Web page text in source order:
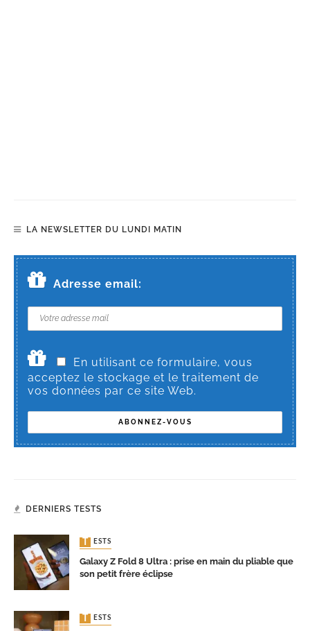
LA NEWSLETTER DU LUNDI MATIN
Adresse email:
En utilisant ce formulaire, vous
acceptez le stockage et le traitement de
vos données par ce site Web.
DERNIERS TESTS
TESTS
Galaxy Z Fold 8 Ultra : prise en main du pliable que
son petit frère éclipse
TESTS